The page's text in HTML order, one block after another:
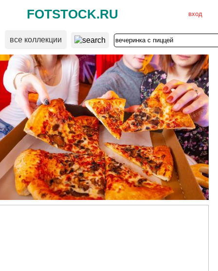
FOTSTOCK.RU
ВХОД
РЕГИСТРАЦИЯ
вход
все коллекции